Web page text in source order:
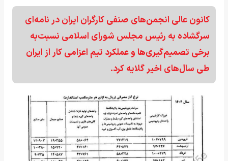
کانون عالی انجمن‌های صنفی کارگران ایران در نامه‌ای
سرگشاده به رئیس مجلس شورای اسلامی نسبت‌به
برخی تصمیم‌گیری‌ها و عملکرد تیم اعزامی کار از ایران
طی سال‌های اخیر گلایه کرد.